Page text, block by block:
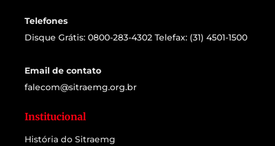
Telefones
Disque Grátis: 0800-283-4302 Telefax: (31) 4501-1500
Email de contato
falecom@sitraemg.org.br
Institucional
História do Sitraemg